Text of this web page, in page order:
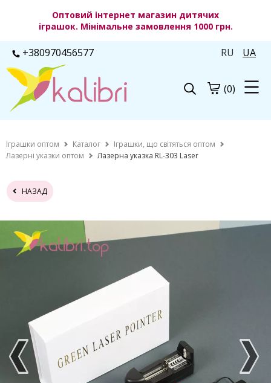
Оптовий інтернет магазин дитячих
іграшок. Мінімальне замовлення 1000 грн.
+380970456577 RU UA
(0)
Іграшки оптом Каталог
Іграшки, що світяться оптом
Лазерні указки оптом
Лазерна указка RL-303 Laser
НАЗАД